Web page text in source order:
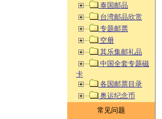
泰国邮品
台湾邮品欣赏
专题邮票
空册
其乐集邮礼品
中国全套专题磁
卡
各国邮票目录
奥运纪念币
常见问题